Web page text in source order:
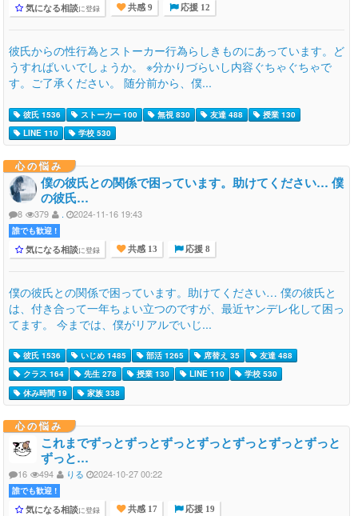
気になる相談に登録 共感 9 応援 12
彼氏からの性行為とストーカー行為らしきものにあっています。ど
うすればいいでしょうか。 ※分かりづらいし内容ぐちゃぐちゃで
す。ご了承ください。 随分前から、僕...
彼氏 1536 ストーカー 100 無視 830 友達 488
授業 130
LINE 110
学校 530
心の悩み
僕の彼氏との関係で困っています。助けてください… 僕
の彼氏…
8 379 . 2024-11-16 19:43
誰でも歓迎 !
気になる相談に登録 共感 13 応援 8
僕の彼氏との関係で困っています。助けてください… 僕の彼氏と
は、付き合って一年ちょい立つのですが、最近ヤンデレ化して困っ
てます。 今までは、僕がリアルでいじ...
彼氏 1536 いじめ 1485 部活 1265 席替え 35
友達 488
クラス 164
先生 278 授業 130 LINE 110
学校 530
休み時間 19
家族 338
心の悩み
これまでずっとずっとずっとずっとずっとずっとずっと
ずっと…
16 494 りる 2024-10-27 00:22
誰でも歓迎 !
気になる相談に登録 共感 17 応援 19